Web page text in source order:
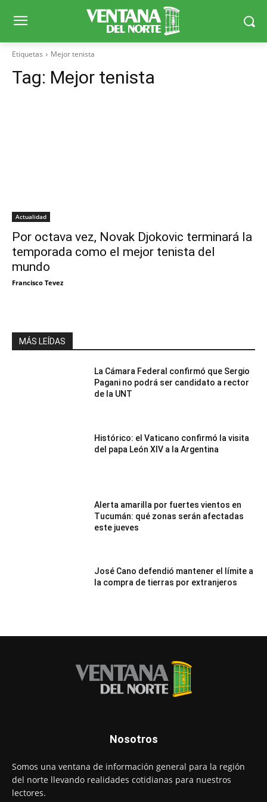
Etiquetas Mejor tenista
Tag: Mejor tenista
Actualidad
Por octava vez, Novak Djokovic terminará la
temporada como el mejor tenista del
mundo
Francisco Tevez
MÁS LEÍDAS
La Cámara Federal confirmó que Sergio
Pagani no podrá ser candidato a rector
de la UNT
Histórico: el Vaticano confirmó la visita
del papa León XIV a la Argentina
Alerta amarilla por fuertes vientos en
Tucumán: qué zonas serán afectadas
este jueves
José Cano defendió mantener el límite a
la compra de tierras por extranjeros
Nosotros
Somos una ventana de información general para la región
del norte llevando realidades cotidianas para nuestros
lectores.